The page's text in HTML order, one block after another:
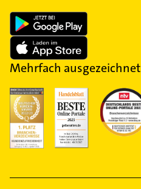
Mehrfach ausgezeichnet